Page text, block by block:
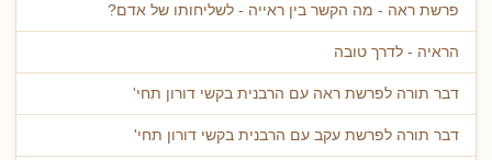
פרשת ראה - מה הקשר בין ראייה - לשליחותו של אדם?
הראיה - לדרך טובה
דבר תורה לפרשת ראה עם הרבנית בקשי דורון תחי'
דבר תורה לפרשת עקב עם הרבנית בקשי דורון תחי'